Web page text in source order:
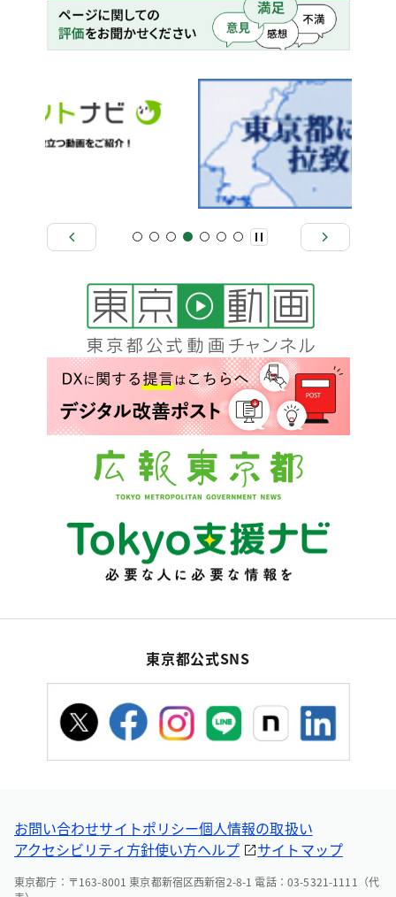
東京都公式SNS
お問い合わせサイトポリシー個人情報の取扱い
アクセシビリティ方針使い方ヘルプ サイトマップ
東京都庁：〒163-8001 東京都新宿区西新宿2-8-1 電話：03-5321-1111（代